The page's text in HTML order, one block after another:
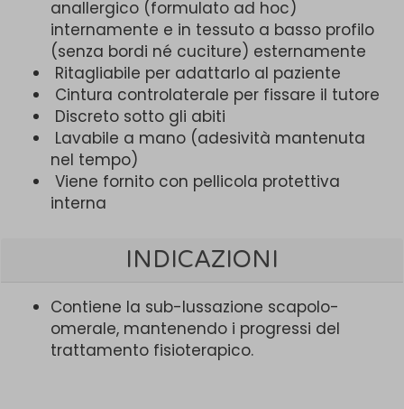
anallergico (formulato ad hoc)
internamente e in tessuto a basso profilo
(senza bordi né cuciture) esternamente
Ritagliabile per adattarlo al paziente
Cintura controlaterale per fissare il tutore
Discreto sotto gli abiti
Lavabile a mano (adesività mantenuta
nel tempo)
Viene fornito con pellicola protettiva
interna
INDICAZIONI
Contiene la sub-lussazione scapolo-
omerale, mantenendo i progressi del
trattamento fisioterapico.